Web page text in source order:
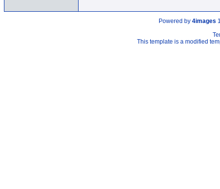
Powered by 4images
This template is a modified